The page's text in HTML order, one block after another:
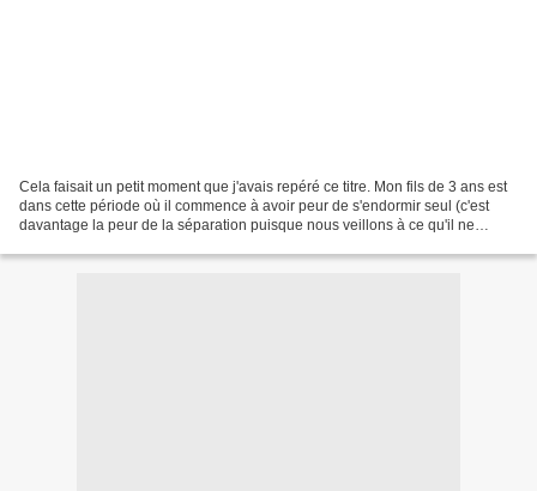
Cela faisait un petit moment que j'avais repéré ce titre. Mon fils de 3 ans est
dans cette période où il commence à avoir peur de s'endormir seul (c'est
davantage la peur de la séparation puisque nous veillons à ce qu'il ne